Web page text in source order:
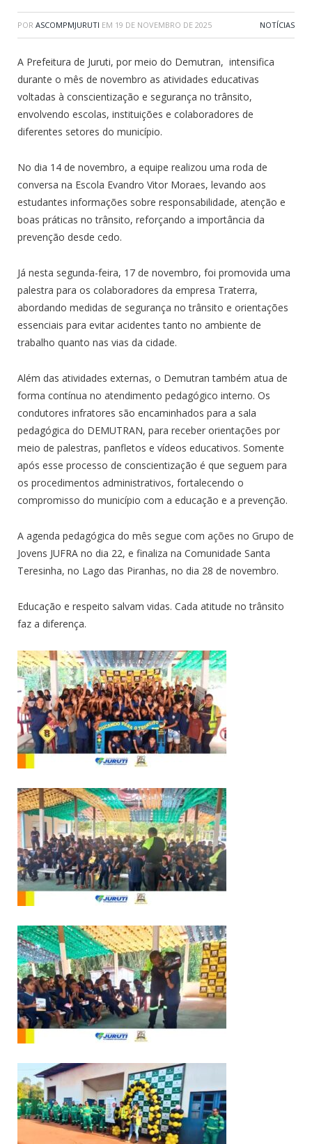
POR ASCOMPMJURUTI EM 19 DE NOVEMBRO DE 2025 NOTÍCIAS
A Prefeitura de Juruti, por meio do Demutran, intensifica
durante o mês de novembro as atividades educativas
voltadas à conscientização e segurança no trânsito,
envolvendo escolas, instituições e colaboradores de
diferentes setores do município.
No dia 14 de novembro, a equipe realizou uma roda de
conversa na Escola Evandro Vitor Moraes, levando aos
estudantes informações sobre responsabilidade, atenção e
boas práticas no trânsito, reforçando a importância da
prevenção desde cedo.
Já nesta segunda-feira, 17 de novembro, foi promovida uma
palestra para os colaboradores da empresa Traterra,
abordando medidas de segurança no trânsito e orientações
essenciais para evitar acidentes tanto no ambiente de
trabalho quanto nas vias da cidade.
Além das atividades externas, o Demutran também atua de
forma contínua no atendimento pedagógico interno. Os
condutores infratores são encaminhados para a sala
pedagógica do DEMUTRAN, para receber orientações por
meio de palestras, panfletos e vídeos educativos. Somente
após esse processo de conscientização é que seguem para
os procedimentos administrativos, fortalecendo o
compromisso do município com a educação e a prevenção.
A agenda pedagógica do mês segue com ações no Grupo de
Jovens JUFRA no dia 22, e finaliza na Comunidade Santa
Teresinha, no Lago das Piranhas, no dia 28 de novembro.
Educação e respeito salvam vidas. Cada atitude no trânsito
faz a diferença.